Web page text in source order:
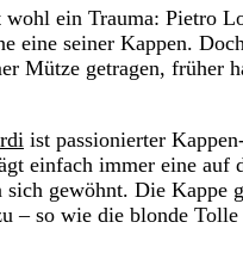
ein Trauma: Pietro
eine seiner Kappen.
Mütze getragen, früher
ist passionierter
einfach immer eine auf
sich gewöhnt. Die Kappe
– so wie die blonde